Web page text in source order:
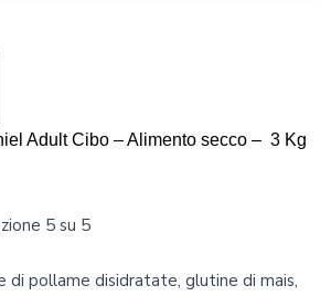
Adult Cibo – Alimento secco – 3 Kg
5 su 5
di pollame disidratate, glutine di mais,